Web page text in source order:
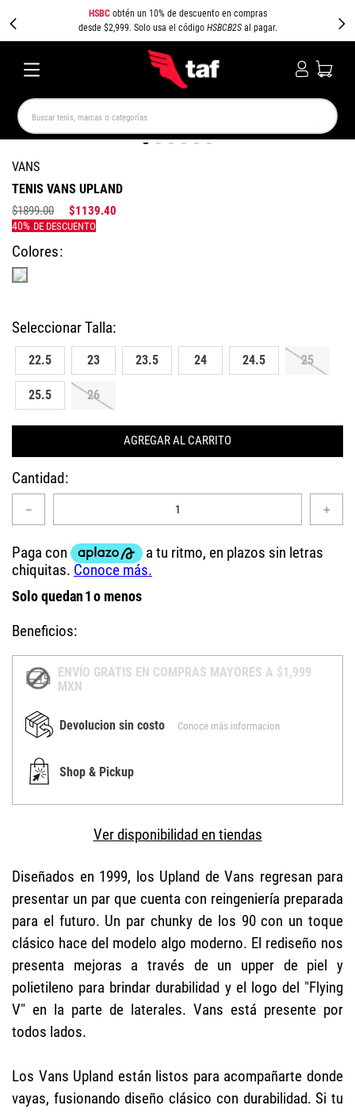
HSBCobtén un 10% de descuento en compras
desde $2,999. Solo usa el código HSBCB2Sal pagar.
Buscar tenis, marcas o categorías
VANS
TENIS VANS UPLAND
$1899.00 $1139.40
Colores
22.5 23 23.5 24 24.5 25
25.5 26
AGREGAR AL CARRITO
Cantidad
＋
－
Solo quedan 1 o menos
Beneficios:
ENVÍO GRATIS EN COMPRAS MAYORES A $1,999
MXN
Devolucion sin costo Conoce más informacion
Shop & Pickup
Ver disponibilidad en tiendas
Diseñados en 1999, los Upland de Vans regresan para
presentar un par que cuenta con reingeniería preparada
para el futuro. Un par chunky de los 90 con un toque
clásico hace del modelo algo moderno. El rediseño nos
presenta mejoras a través de un upper de piel y
polietileno para brindar durabilidad y el logo del "Flying
V" en la parte de laterales. Vans está presente por
todos lados.
Los Vans Upland están listos para acompañarte donde
vayas, fusionando diseño clásico con durabilidad. Si tu
NEW BALANCE
PUMA SPEEDCAT